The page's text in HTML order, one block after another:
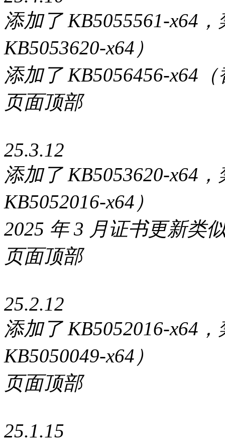
添加了 KB5055561-x64
KB5053620-x64）
添加了 KB5056456-x64
页面顶部
25.3.12
添加了 KB5053620-x64
KB5052016-x64）
2025 年 3 月证书更新类
页面顶部
25.2.12
添加了 KB5052016-x64
KB5050049-x64）
页面顶部
25.1.15